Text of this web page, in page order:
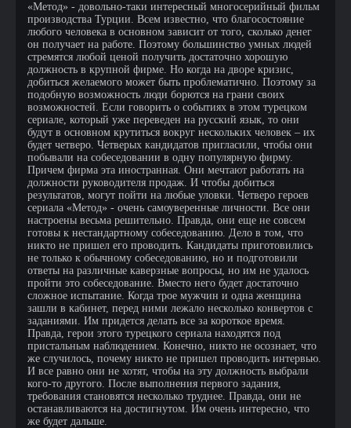
«Метод» - довольно-таки интересный многосерийный фильм
производства Турции. Всем известно, что благосостояние
любого человека в основном зависит от того, сколько денег
он получает на работе. Поэтому большинство умных людей
стремятся любой ценой получить достаточно хорошую
должность в крупной фирме. Но когда на дворе кризис,
добиться желаемого может быть проблематично. Поэтому за
подобную возможность люди борются на грани своих
возможностей. Если говорить о событиях в этом турецком
сериале, который уже переведен на русский язык, то они
будут в основном крутиться вокруг нескольких человек – их
будет четверо. Четверых кандидатов пригласили, чтобы они
побывали на собеседовании в одну популярную фирму.
Причем фирма эта иностранная. Они мечтают работать на
должности руководителя продаж. И чтобы добиться
результатов, могут пойти на любые уловки. Четверо героев
сериала «Метод» - очень самоуверенные личности. Все они
настроены весьма решительно. Правда, они еще не совсем
готовы к нестандартному собеседованию. Дело в том, что
никто не пришел его проводить. Кандидаты приготовились
не только к обычному собеседованию, но и подготовили
ответы на различные каверзные вопросы, но им не удалось
пройти это собеседование. Вместо него будет достаточно
сложное испытание. Когда трое мужчин и одна женщина
зашли в кабинет, перед ними лежало несколько конвертов с
заданиями. Им придется делать все за короткое время.
Правда, герои этого турецкого сериала находятся под
пристальным наблюдением. Конечно, никто не осознает, что
же случилось, почему никто не пришел проводить интервью.
И все равно они не хотят, чтобы на эту должность выбрали
кого-то другого. После выполнения первого задания,
требования становятся несколько труднее. Правда, они не
останавливаются на достигнутом. Им очень интересно, что
же будет дальше.